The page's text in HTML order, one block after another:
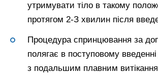
утримувати тіло в такому
протягом 2-З хвилин після
Процедура спринцювання за
полягає в поступовому
з подальшим плавним